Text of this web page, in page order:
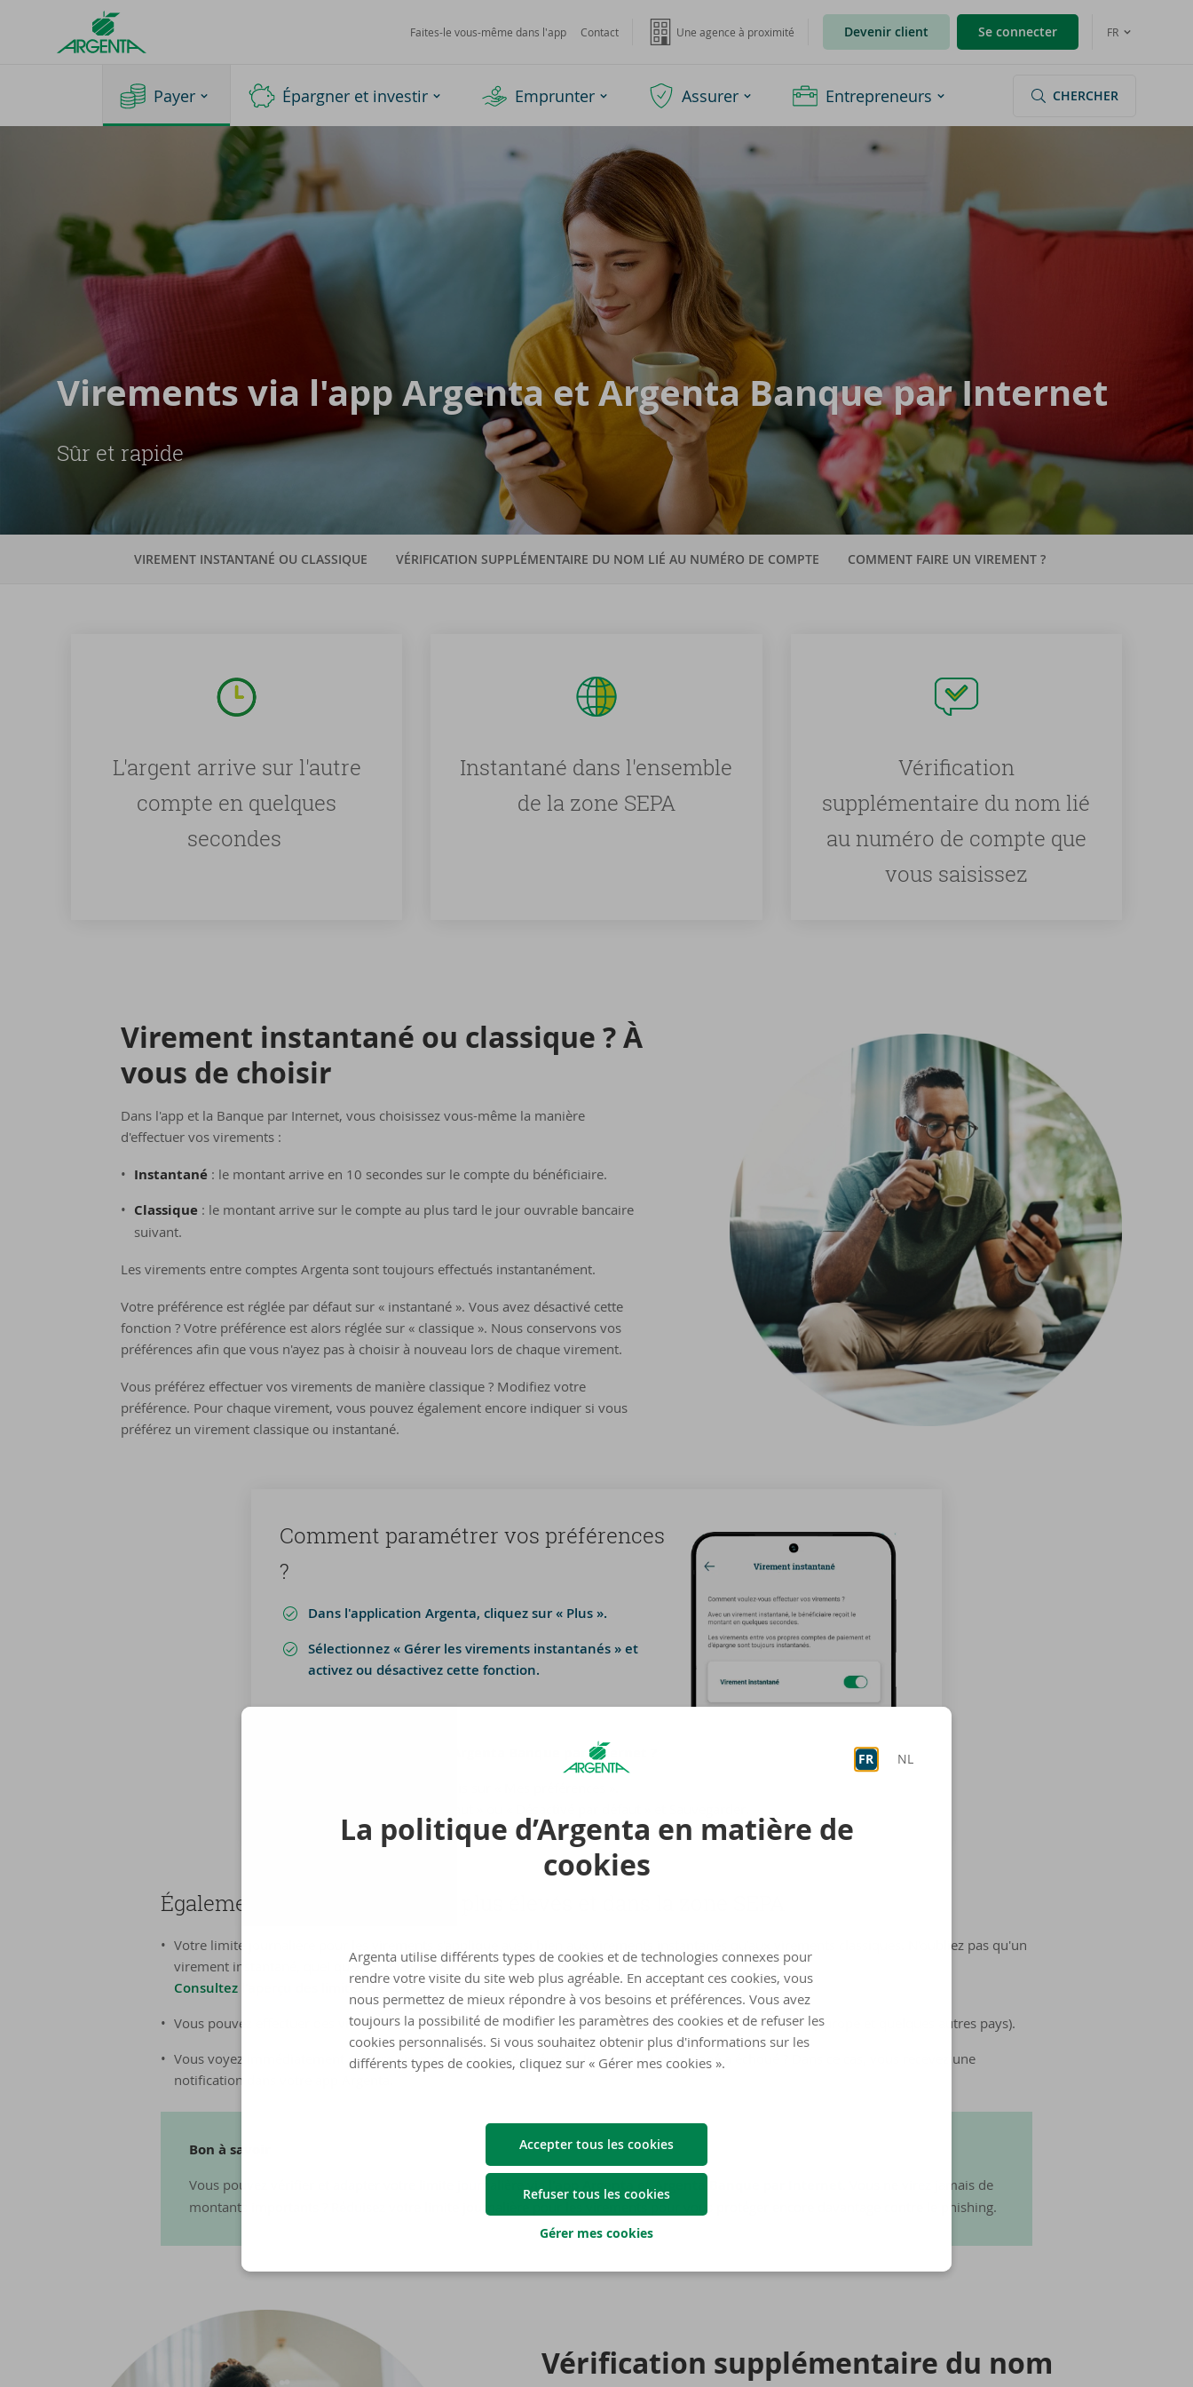
FR NL
La politique d’Argenta en matière de
cookies
Argenta utilise différents types de cookies et de technologies connexes pour
rendre votre visite du site web plus agréable. En acceptant ces cookies, vous
nous permettez de mieux répondre à vos besoins et préférences. Vous avez
toujours la possibilité de modifier les paramètres des cookies et de refuser les
cookies personnalisés. Si vous souhaitez obtenir plus d'informations sur les
différents types de cookies, cliquez sur « Gérer mes cookies ».
Accepter tous les cookies
Refuser tous les cookies
Gérer mes cookies
Argenta
Homepage
Faites-le vous-même dans l'app Contact Une agence à proximité Devenir client Se connecter FR
Payer Épargner et investir Emprunter Assurer Entrepreneurs CHERCHER
Vi­re­ments via l'app Argenta et Argenta Banque par In­ter­net
Sûr et rapide
VIREMENT INSTANTANÉ OU CLASSIQUE VÉRIFICATION SUPPLÉMENTAIRE DU NOM LIÉ AU NUMÉRO DE COMPTE COMMENT FAIRE UN VIREMENT ?
L'argent arrive sur l'autre
compte en quelques
secondes
Instantané dans l'ensemble
de la zone SEPA
Vérification
supplémentaire du nom lié
au numéro de compte que
vous saisissez
Vi­re­ment ins­tan­ta­né ou clas­sique ? À
vous de choi­sir
Dans l'app et la Banque par Internet, vous choisissez vous-même la manière
d'effectuer vos virements :
Instantané : le montant arrive en 10 secondes sur le compte du bénéficiaire.
Classique : le montant arrive sur le compte au plus tard le jour ouvrable bancaire
suivant.
Les virements entre comptes Argenta sont toujours effectués instantanément.
Votre préférence est réglée par défaut sur « instantané ». Vous avez désactivé cette
fonction ? Votre préférence est alors réglée sur « classique ». Nous conservons vos
préférences afin que vous n'ayez pas à choisir à nouveau lors de chaque virement.
Vous préférez effectuer vos virements de manière classique ? Modifiez votre
préférence. Pour chaque virement, vous pouvez également encore indiquer si vous
préférez un virement classique ou instantané.
Com­ment pa­ra­mé­trer vos pré­fé­rences
?
Dans l'application Argenta, cliquez sur « Plus ».
Sélectionnez « Gérer les virements instantanés » et
activez ou désactivez cette fonction.
Com­ment faire cela dans Argenta Banque par In­ter­net ?
Éga­le­ment pour les mon­tants plus éle­vés et dans la zone SEPA
Votre limite journalière pour les virements s'applique aussi bien aux virements instantanés qu’aux virements classiques. N'oubliez pas qu'un
virement instantané, quel qu'en soit le montant, ne peut pas être annulé.
Consultez l'aperçu des limites au sein d'Argenta
Vous pouvez effectuer des virements instantanés vers des numéros de compte danstoute la zone SEPA(Europe et quelques autres pays).
Vous voyez immédiatement si votre virement instantané a réussi. Un virement instantané a échoué ? Dans ce cas, vous recevez une
notification dans votre app Argenta.
Bon à sa­voir
Vous pouvez vérifier et adapter votre limite journalière via l'app Argenta et Argenta Banque par Internet
. Vous ne virez jamais de
montants importants ? Réduisez votre limite journalière pour les virements pour vous protéger encore davantage contre le phishing.
Vé­ri­fi­ca­tion sup­plé­men­taire du nom